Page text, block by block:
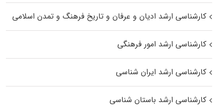
کارشناسی ارشد ادیان و عرفان و تاریخ فرهنگ و تمدن اسلامی
کارشناسی ارشد امور فرهنگی
کارشناسی ارشد ایران شناسی
کارشناسی ارشد باستان شناسی